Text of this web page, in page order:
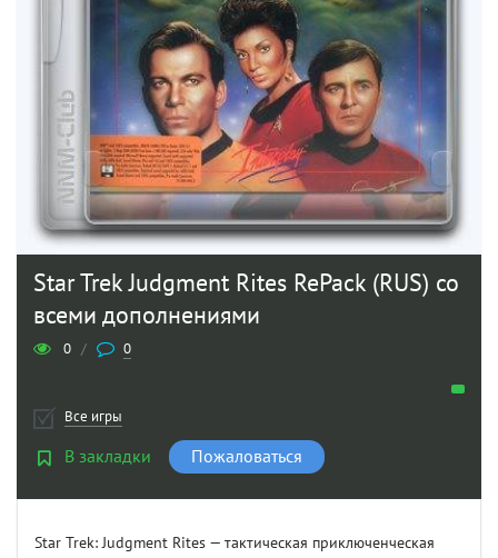
Star Trek Judgment Rites RePack (RUS) со
всеми дополнениями
0 / 0
Все игры
В закладки Пожаловаться
Star Trek: Judgment Rites — тактическая приключенческая